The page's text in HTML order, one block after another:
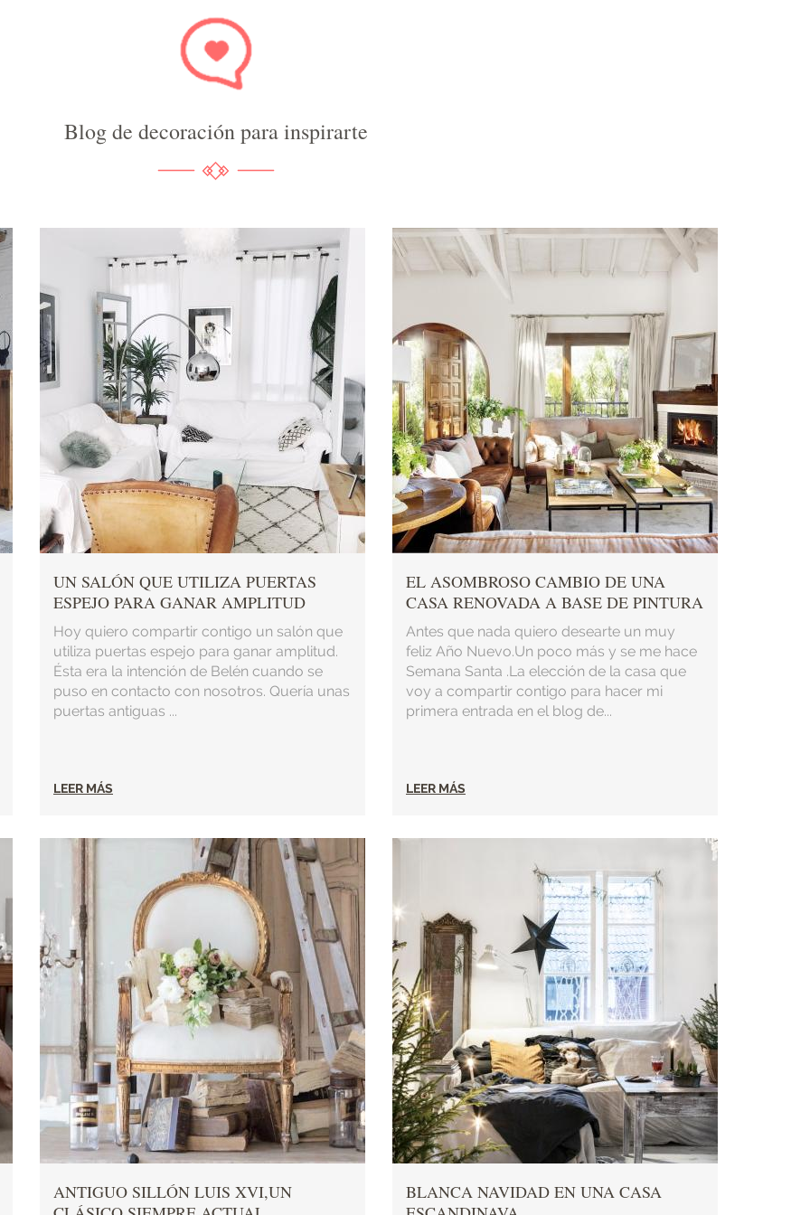
Blog de decoración para inspirarte
UN SALÓN QUE UTILIZA PUERTAS
ESPEJO PARA GANAR AMPLITUD
Hoy quiero compartir contigo un salón que
utiliza puertas espejo para ganar amplitud.
Ésta era la intención de Belén cuando se
puso en contacto con nosotros. Quería unas
puertas antiguas ...
LEER MÁS
EL ASOMBROSO CAMBIO DE UNA
CASA RENOVADA A BASE DE PINTURA
Antes que nada quiero desearte un muy
feliz Año Nuevo.Un poco más y se me hace
Semana Santa .La elección de la casa que
voy a compartir contigo para hacer mi
primera entrada en el blog de...
LEER MÁS
ANTIGUO SILLÓN LUIS XVI,UN
BLANCA NAVIDAD EN UNA CASA